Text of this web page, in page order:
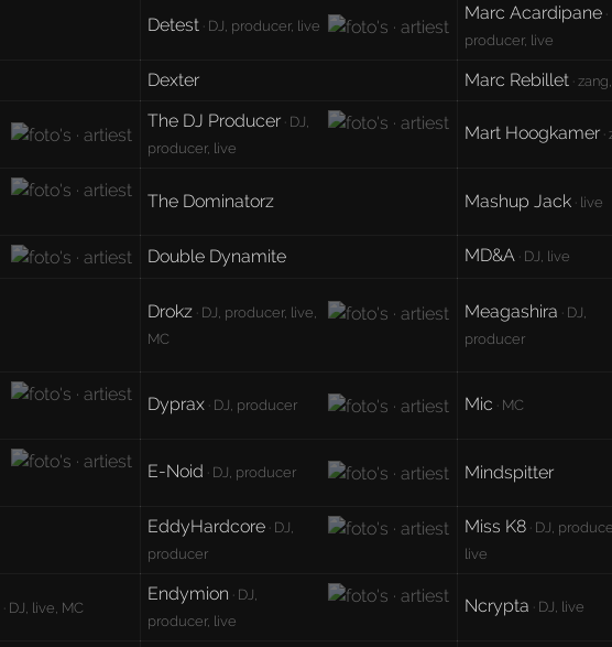
Detest · DJ, producer, live
Marc Acardipane
producer, live
Dexter Marc Rebillet ·
The DJ Producer · DJ,
producer, live
Mart Hoogkamer
The Dominatorz Mashup Jack · live
Double Dynamite MD&A · DJ, live
Drokz · DJ, producer, live,
MC
Meagashira · DJ,
producer
Dyprax · DJ, producer Mic · MC
E-Noid · DJ, producer Mindspitter
EddyHardcore · DJ,
producer
Miss K8 · DJ,
live
· DJ, live, MC
Endymion · DJ,
producer, live
Ncrypta · DJ, live